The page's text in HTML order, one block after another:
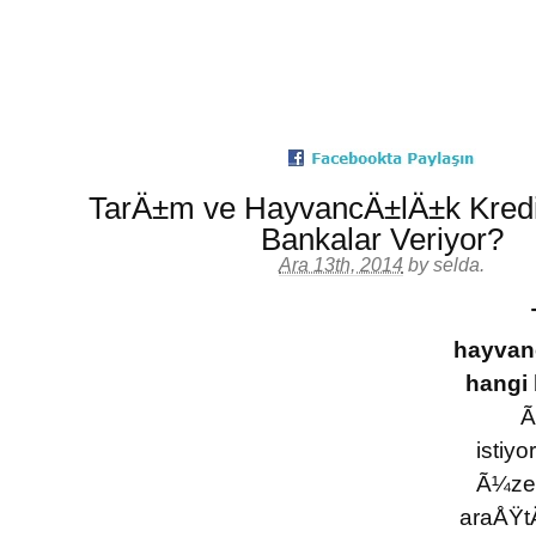
TarÄ±m ve HayvancÄ±lÄ±k
Bankalar Veriyor?
Ara 13th, 2014 byselda.
hangi